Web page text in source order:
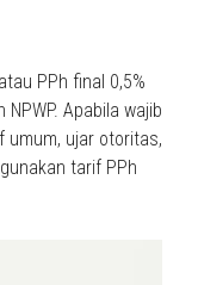
PPh final 0,5%
Apabila wajib
umum, ujar otoritas,
tarif PPh